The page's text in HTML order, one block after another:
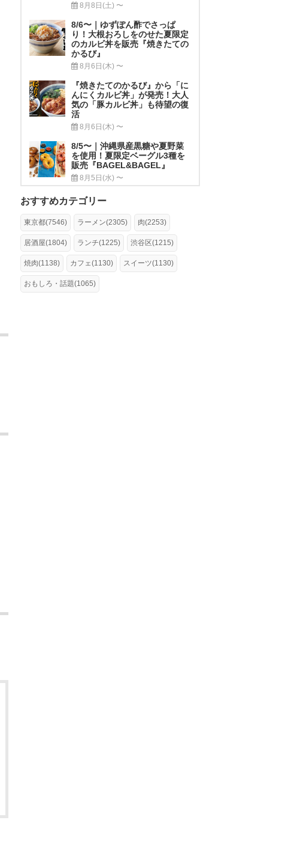
8月8日(土) 〜
8/6〜｜ゆずぽん酢でさっぱ
り！大根おろしをのせた夏限定
のカルビ丼を販売『焼きたての
かるび』
8月6日(木) 〜
『焼きたてのかるび』から「に
んにくカルビ丼」が発売！大人
気の「豚カルビ丼」も待望の復
活
8月6日(木) 〜
8/5〜｜沖縄県産黒糖や夏野菜
を使用！夏限定ベーグル3種を
販売『BAGEL&BAGEL』
8月5日(水) 〜
おすすめカテゴリー
東京都(7546) ラーメン(2305) 肉(2253)
居酒屋(1804) ランチ(1225) 渋谷区(1215)
焼肉(1138) カフェ(1130) スイーツ(1130)
おもしろ・話題(1065)